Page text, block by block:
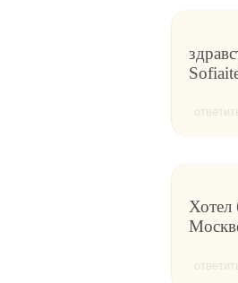
Хотел